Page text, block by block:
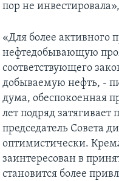
пор не
«Для более активного
нефтедобывающую
соответствующего
добываемую нефть, -
дума, обеспокоенная
лет подряд
председатель Совета
оптимистически.
заинтересован в
становится более